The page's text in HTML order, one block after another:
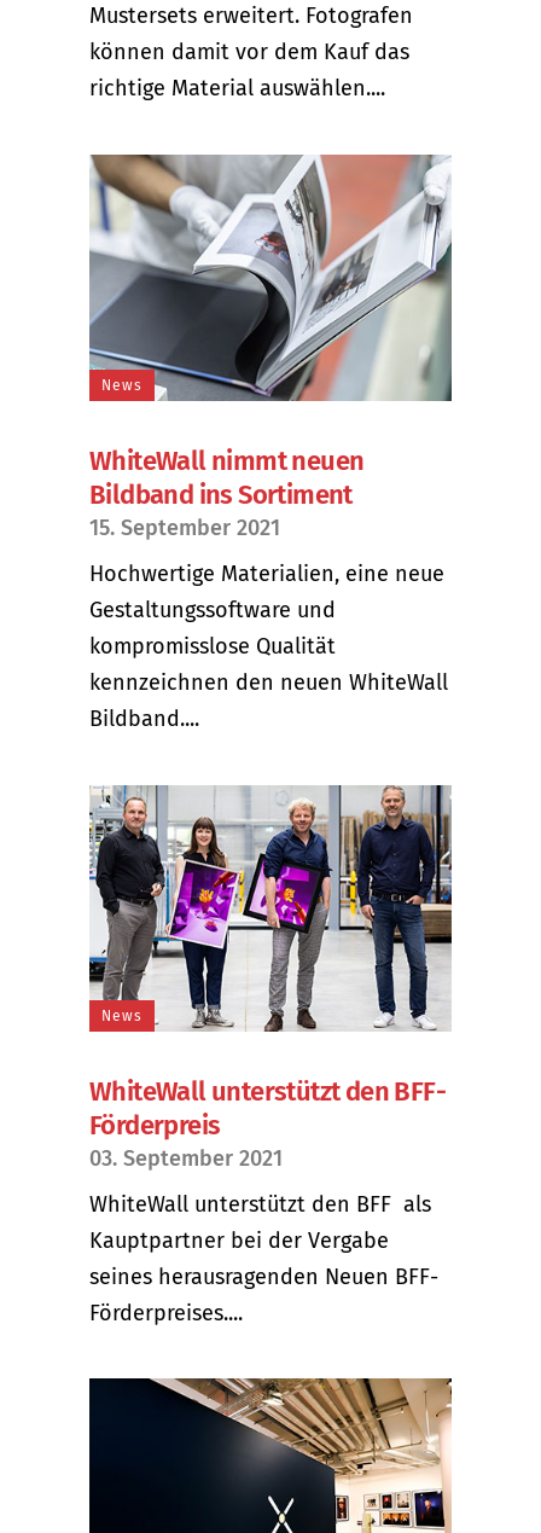
Mustersets erweitert. Fotografen
können damit vor dem Kauf das
richtige Material auswählen....
News
WhiteWall nimmt neuen
Bildband ins Sortiment
15. September 2021
Hochwertige Materialien, eine neue
Gestaltungssoftware und
kompromisslose Qualität
kennzeichnen den neuen WhiteWall
Bildband....
News
WhiteWall unterstützt den BFF-
Förderpreis
03. September 2021
WhiteWall unterstützt den BFF als
Kauptpartner bei der Vergabe
seines herausragenden Neuen BFF-
Förderpreises....